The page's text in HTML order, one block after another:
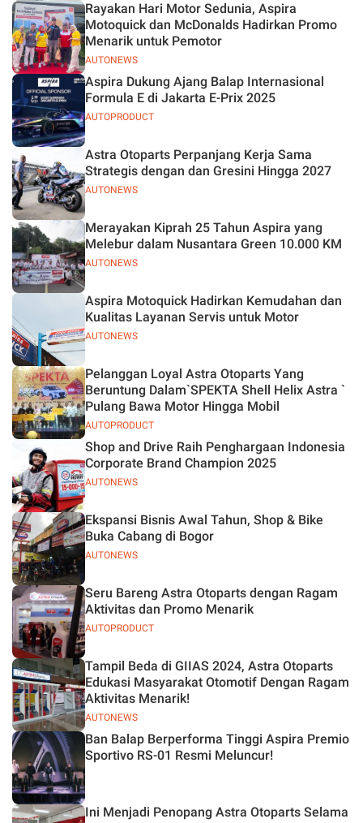
AUTONEWS
Rayakan Hari Motor Sedunia, Aspira
Motoquick dan McDonalds Hadirkan Promo
Menarik untuk Pemotor
AUTOPRODUCT
Aspira Dukung Ajang Balap Internasional
Formula E di Jakarta E-Prix 2025
AUTONEWS
Astra Otoparts Perpanjang Kerja Sama
Strategis dengan dan Gresini Hingga 2027
AUTONEWS
Merayakan Kiprah 25 Tahun Aspira yang
Melebur dalam Nusantara Green 10.000 KM
AUTONEWS
Aspira Motoquick Hadirkan Kemudahan dan
Kualitas Layanan Servis untuk Motor
AUTOPRODUCT
Pelanggan Loyal Astra Otoparts Yang
Beruntung Dalam`SPEKTA Shell Helix Astra `
Pulang Bawa Motor Hingga Mobil
AUTONEWS
Shop and Drive Raih Penghargaan Indonesia
Corporate Brand Champion 2025
AUTONEWS
Ekspansi Bisnis Awal Tahun, Shop & Bike
Buka Cabang di Bogor
AUTOPRODUCT
Seru Bareng Astra Otoparts dengan Ragam
Aktivitas dan Promo Menarik
AUTONEWS
Tampil Beda di GIIAS 2024, Astra Otoparts
Edukasi Masyarakat Otomotif Dengan Ragam
Aktivitas Menarik!
Ban Balap Berperforma Tinggi Aspira Premio
Sportivo RS-01 Resmi Meluncur!
Ini Menjadi Penopang Astra Otoparts Selama